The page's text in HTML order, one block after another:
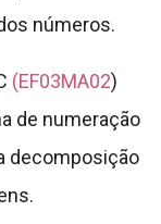
números.
(EF03MA02)
de numeração
decomposição